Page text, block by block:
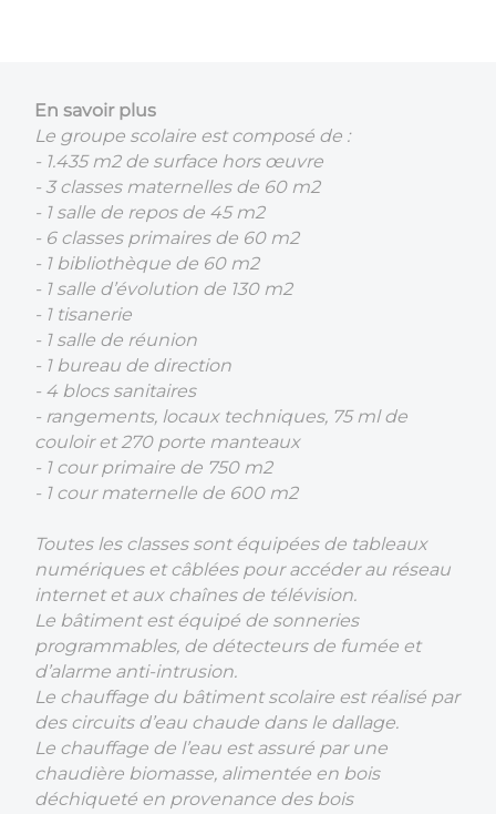
En savoir plus
Le groupe scolaire est composé de :
- 1.435 m2 de surface hors œuvre
- 3 classes maternelles de 60 m2
- 1 salle de repos de 45 m2
- 6 classes primaires de 60 m2
- 1 bibliothèque de 60 m2
- 1 salle d’évolution de 130 m2
- 1 tisanerie
- 1 salle de réunion
- 1 bureau de direction
- 4 blocs sanitaires
- rangements, locaux techniques, 75 ml de
couloir et 270 porte manteaux
- 1 cour primaire de 750 m2
- 1 cour maternelle de 600 m2
Toutes les classes sont équipées de tableaux
numériques et câblées pour accéder au réseau
internet et aux chaînes de télévision.
Le bâtiment est équipé de sonneries
programmables, de détecteurs de fumée et
d’alarme anti-intrusion.
Le chauffage du bâtiment scolaire est réalisé par
des circuits d’eau chaude dans le dallage.
Le chauffage de l’eau est assuré par une
chaudière biomasse, alimentée en bois
déchiqueté en provenance des bois